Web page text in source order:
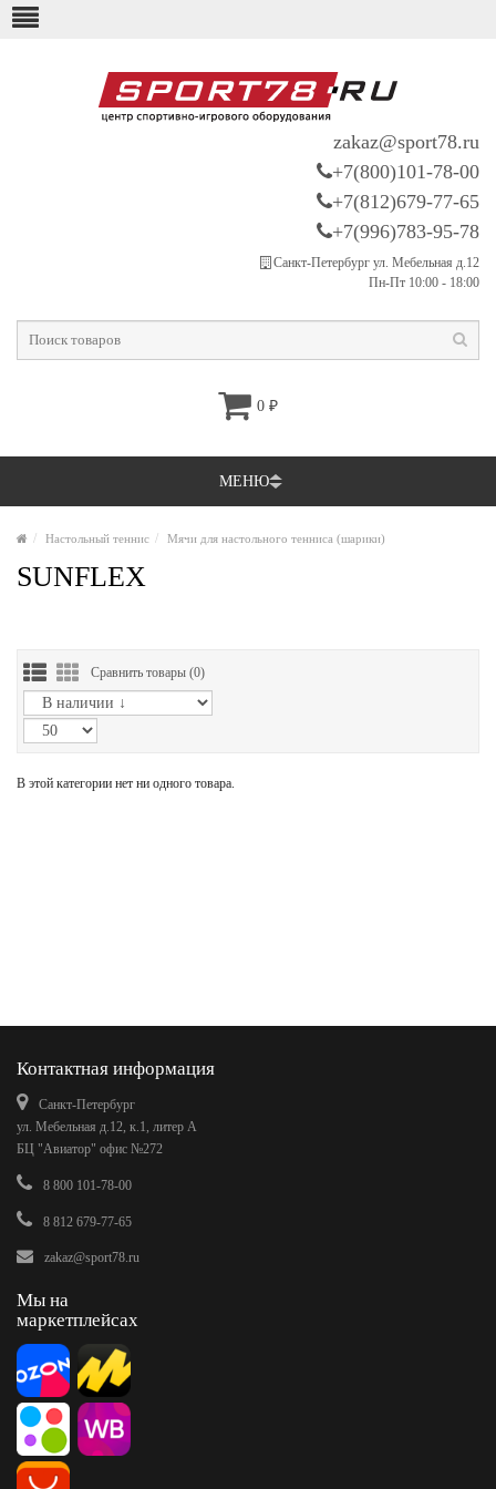
zakaz@sport78.ru
+7(800)101-78-00
+7(812)679-77-65
+7(996)783-95-78
Санкт-Петербург ул. Мебельная д.12
Пн-Пт 10:00 - 18:00
0 ₽
МЕНЮ
Настольный теннис Мячи для настольного тенниса (шарики)
SUNFLEX
Сравнить товары (0)
В этой категории нет ни одного товара.
Контактная информация
Санкт-Петербург
ул. Мебельная д.12, к.1, литер А
БЦ "Авиатор" офис №272
8 800 101-78-00
8 812 679-77-65
zakaz@sport78.ru
Мы на
маркетплейсах